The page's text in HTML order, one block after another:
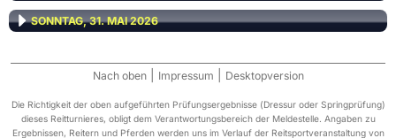
SONNTAG, 31. MAI 2026
Nach oben Impressum Desktopversion
Die Richtigkeit der oben aufgeführten Prüfungsergebnisse (Dressur oder Springprüfung)
dieses Reitturnieres, obligt dem Verantwortungsbereich der Meldestelle. Angaben zu
Ergebnissen, Reitern und Pferden werden uns im Verlauf der Reitsportveranstaltung von